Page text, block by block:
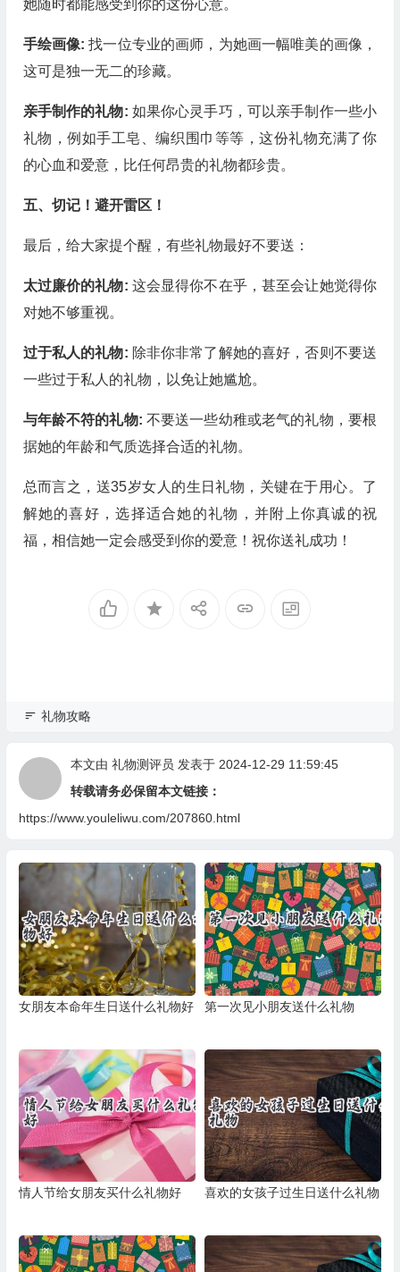
她随时都能感受到你的这份心意。
手绘画像:找一位专业的画师，为她画一幅唯美的画像，
这可是独一无二的珍藏。
亲手制作的礼物: 如果你心灵手巧，可以亲手制作一些小
礼物，例如手工皂、编织围巾等等，这份礼物充满了你
的心血和爱意，比任何昂贵的礼物都珍贵。
五、切记！避开雷区！
最后，给大家提个醒，有些礼物最好不要送：
太过廉价的礼物: 这会显得你不在乎，甚至会让她觉得你
对她不够重视。
过于私人的礼物: 除非你非常了解她的喜好，否则不要送
一些过于私人的礼物，以免让她尴尬。
与年龄不符的礼物: 不要送一些幼稚或老气的礼物，要根
据她的年龄和气质选择合适的礼物。
总而言之，送35岁女人的生日礼物，关键在于用心。了
解她的喜好，选择适合她的礼物，并附上你真诚的祝
福，相信她一定会感受到你的爱意！祝你送礼成功！
礼物攻略
本文由 礼物测评员 发表于 2024-12-29 11:59:45
转载请务必保留本文链接：
https://www.youleliwu.com/207860.html
女朋友本命年生日送什么礼物好 第一次见小朋友送什么礼物
情人节给女朋友买什么礼物好 喜欢的女孩子过生日送什么礼物